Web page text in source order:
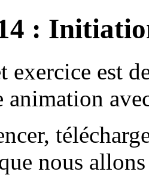
:
exercice est
animation
nous